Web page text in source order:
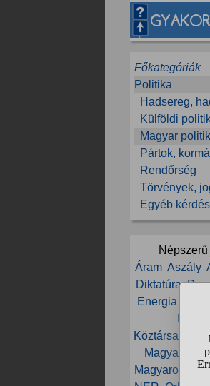
Főkategóriák
Politika
Hadsereg,
Külföldi
Magyar
Pártok,
Rendőrség
Törvények,
Egyéb
Népszerű
Áram Aszály
Diktatúra
Energia
Köztársasági
Magyar
Magyarország